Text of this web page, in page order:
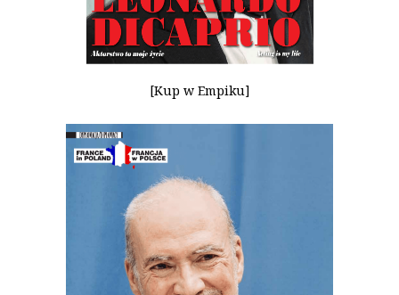
[Kup w Empiku]